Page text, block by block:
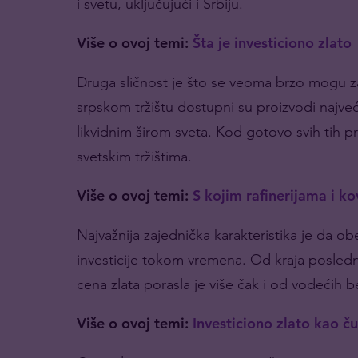
Više o ovoj temi: Šta je investiciono zlato
Druga sličnost je što se veoma brzo mogu
srpskom tržištu dostupni su proizvodi
likvidnim širom sveta. Kod gotovo svih tih
svetskim tržištima.
Više o ovoj temi: S kojim rafinerijama i
Najvažnija zajednička karakteristika je da
investicije tokom vremena. Od kraja
cena zlata porasla je više čak i od vodećih
Više o ovoj temi: Investiciono zlato kao